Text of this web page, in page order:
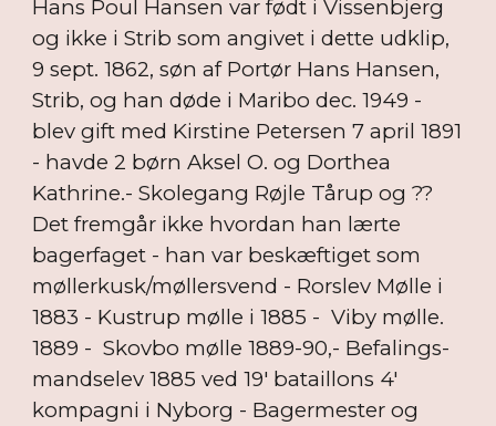
Hans Poul Hansen var født i Vissenbjerg
og ikke i Strib som angivet i dette udklip,
9 sept. 1862, søn af Portør Hans Hansen,
Strib, og han døde i Maribo dec. 1949 -
blev gift med Kirstine Petersen 7 april 1891
- havde 2 børn Aksel O. og Dorthea
Kathrine.- Skolegang Røjle Tårup og ??
Det fremgår ikke hvordan han lærte
bagerfaget - han var beskæftiget som
møllerkusk/møllersvend - Rorslev Mølle i
1883 - Kustrup mølle i 1885 - Viby mølle.
1889 - Skovbo mølle 1889-90,- Befalings-
mandselev 1885 ved 19' bataillons 4'
kompagni i Nyborg - Bagermester og